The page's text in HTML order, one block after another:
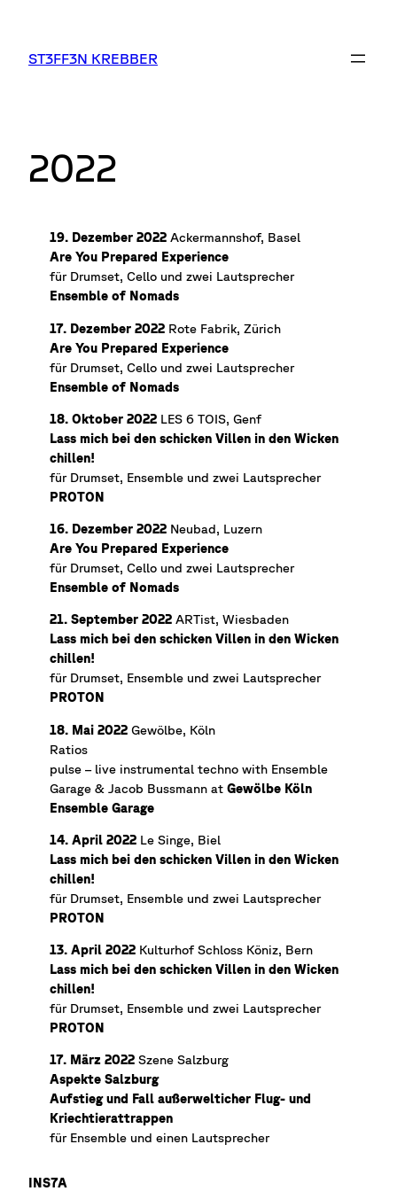
springen
ST3FF3N KREBBER
2022
19. Dezember 2022 Ackermannshof, Basel
Are You Prepared Experience
für Drumset, Cello und zwei Lautsprecher
Ensemble of Nomads
17. Dezember 2022 Rote Fabrik, Zürich
Are You Prepared Experience
für Drumset, Cello und zwei Lautsprecher
Ensemble of Nomads
18. Oktober 2022 LES 6 TOIS, Genf
Lass mich bei den schicken Villen in den Wicken
chillen!
für Drumset, Ensemble und zwei Lautsprecher
PROTON
16. Dezember 2022 Neubad, Luzern
Are You Prepared Experience
für Drumset, Cello und zwei Lautsprecher
Ensemble of Nomads
21. September 2022 ARTist, Wiesbaden
Lass mich bei den schicken Villen in den Wicken
chillen!
für Drumset, Ensemble und zwei Lautsprecher
PROTON
18. Mai 2022 Gewölbe, Köln
Ratios
pulse – live instrumental techno with Ensemble
Garage & Jacob Bussmann at Gewölbe Köln
Ensemble Garage
14. April 2022 Le Singe, Biel
Lass mich bei den schicken Villen in den Wicken
chillen!
für Drumset, Ensemble und zwei Lautsprecher
PROTON
13. April 2022 Kulturhof Schloss Köniz, Bern
Lass mich bei den schicken Villen in den Wicken
chillen!
für Drumset, Ensemble und zwei Lautsprecher
PROTON
17. März 2022 Szene Salzburg
Aspekte Salzburg
Aufstieg und Fall außerwelticher Flug- und
Kriechtierattrappen
für Ensemble und einen Lautsprecher
INS7A